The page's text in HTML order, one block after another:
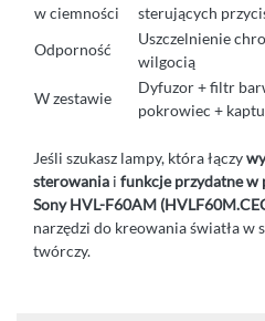
w ciemności
sterujących
Odporność
Uszczelnienie
wilgocią
W zestawie
Dyfuzor + filtr
pokrowiec +
Jeśli szukasz lampy, która łączy
sterowania i funkcje przydatne
Sony HVL-F60AM
narzędzi do kreowania światła w
twórczy.